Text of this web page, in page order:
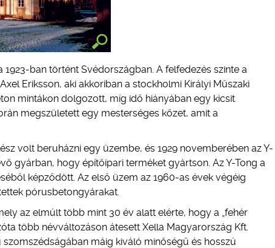
ban történt Svédországban. A felfedezés szinte a
Eriksson, aki akkoriban a stockholmi Királyi Műszaki
mintákon dolgozott, míg idő hiányában egy kicsit
megszületett egy mesterséges kőzet, amit a
volt beruházni egy üzembe, és 1929 novemberében az Y-
gyárban, hogy építőipari terméket gyártson. Az Y-Tong a
képződött. Az első üzem az 1960-as évek végéig
pórusbetongyárakat.
az elmúlt több mint 30 év alatt elérte, hogy a „fehér
több névváltozáson átesett Xella Magyarország Kft.
máig kiváló minőségű és hosszú